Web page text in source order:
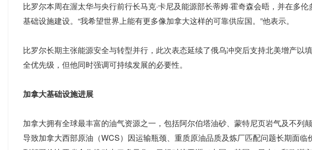
比罗尔本周在渥太华与央行前行长马克·卡尼及能源部长蒂姆·霍奇森会晤，并在多
基础设施建设。“我希望世界上能有更多像加拿大这样的可靠供应国。”他表示。
比罗尔长期主张能源安全与转型并行，此次表态延续了俄乌冲突后支持北美增产以
全优先级，但他同时强调可持续发展的必要性。
加拿大基础设施进展
加拿大拥有全球最丰富的油气资源之一，包括阿尔伯塔油砂、蒙特尼页岩气及不列
导致加拿大西部原油（WCS）因运输瓶颈、重质原油品质及炼厂匹配问题长期面